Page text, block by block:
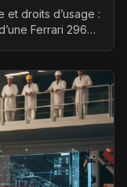
et droits d’usage :
Ferrari 296